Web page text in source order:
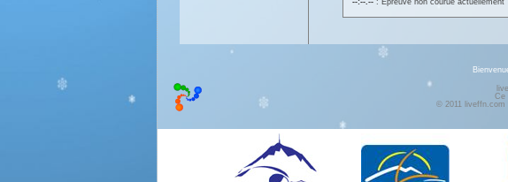
Ce
© 2011 liveffn.com